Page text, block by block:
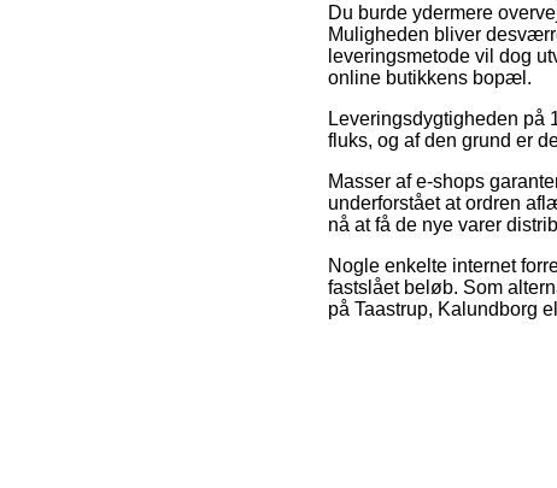
Du burde ydermere
Muligheden bliver
leveringsmetode vil dog
online butikkens bopæl.
Leveringsdygtigheden på
fluks, og af den grund er
Masser af e-shops
underforstået at ordren
nå at få de nye varer
Nogle enkelte internet
fastslået beløb. Som
på Taastrup, Kalundborg